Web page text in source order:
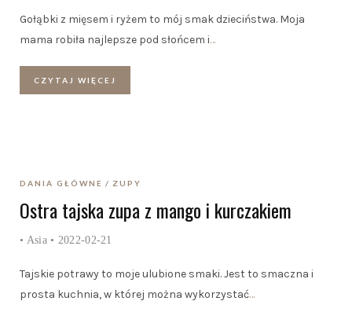
Gołąbki z mięsem i ryżem to mój smak dzieciństwa. Moja
mama robiła najlepsze pod słońcem i…
CZYTAJ WIĘCEJ
DANIA GŁÓWNE ZUPY
Ostra tajska zupa z mango i kurczakiem
• Asia • 2022-02-21
Tajskie potrawy to moje ulubione smaki. Jest to smaczna i
prosta kuchnia, w której można wykorzystać…